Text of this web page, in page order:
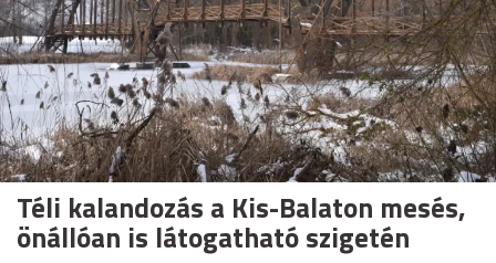
Téli kalandozás a Kis-Balaton mesés,
önállóan is látogatható szigetén